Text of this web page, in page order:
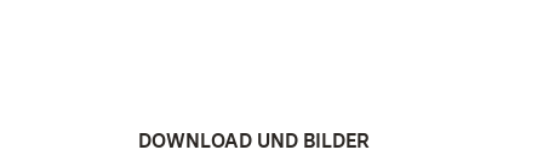
DOWNLOAD UND BILDER